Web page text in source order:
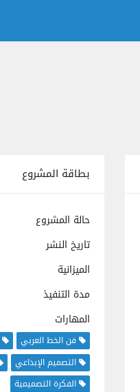
بطاقة المشروع
حالة المشروع
تاريخ النشر
الميزانية
مدة التنفيذ
المهارات
فن الخط العربي
التصميم الإبداعي
الفكرة التصميمية